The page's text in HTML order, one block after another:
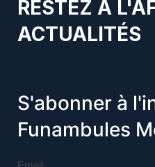
RESTEZ À
ACTUALITÉS
S'abonner à
Funambules